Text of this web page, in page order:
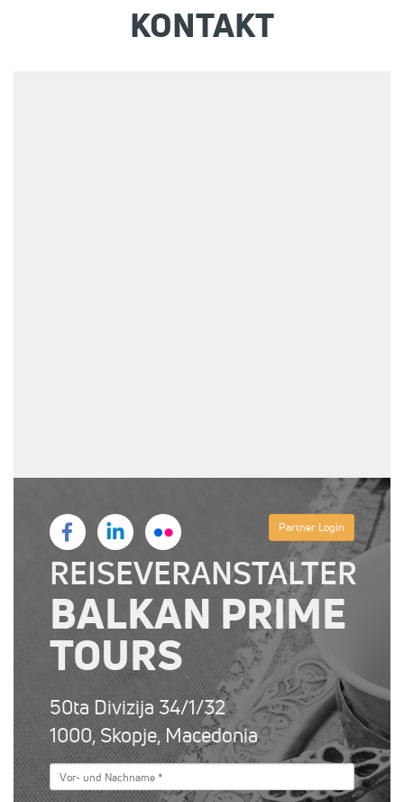
KONTAKT
Partner Login
REISEVERANSTALTER
BALKAN PRIME
TOURS
50ta Divizija 34/1/32
1000, Skopje, Macedonia